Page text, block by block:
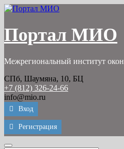
Перейти
Портал МИО
Межрегиональный институт
СПб, Шаумяна, 10, БЦ
+7 (812) 326-24-66
info@mio.ru
Вход
Регистрация